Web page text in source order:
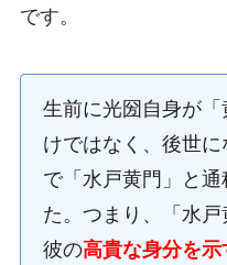
です。
生前に光圀自身が
けではなく、後世
で「水戸黄門」と
た。つまり、「水戸
彼の高貴な身分を示